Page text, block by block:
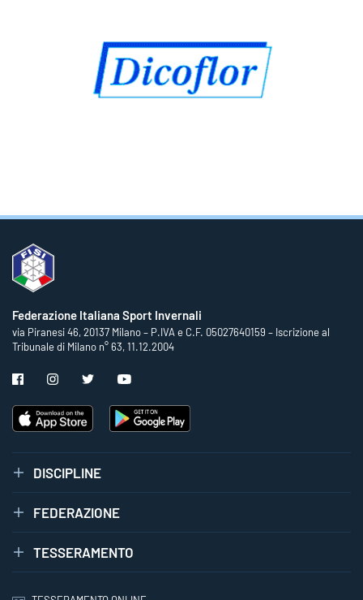
Federazione Italiana Sport Invernali
via Piranesi 46, 20137 Milano – P.IVA e C.F. 05027640159 – Iscrizione al
Tribunale di Milano n° 63, 11.12.2004
DISCIPLINE
FEDERAZIONE
TESSERAMENTO